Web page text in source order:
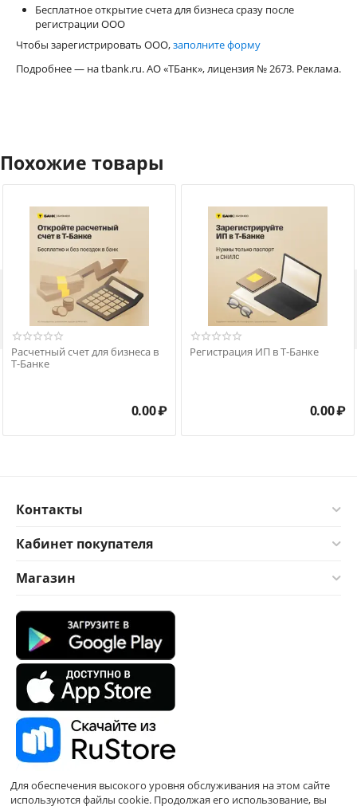
Бесплатное открытие счета для бизнеса сразу после
регистрации ООО
Чтобы зарегистрировать ООО,заполните форму
Подробнее — на tbank.ru. АО «ТБанк», лицензия № 2673. Реклама.
Похожие товары
Расчетный счет для бизнеса в
Т-Банке
0.00₽
Регистрация ИП в Т-Банке
0.00₽
Контакты
Кабинет покупателя
Магазин
Для обеспечения высокого уровня обслуживания на этом сайте
используются файлы cookie. Продолжая его использование, вы